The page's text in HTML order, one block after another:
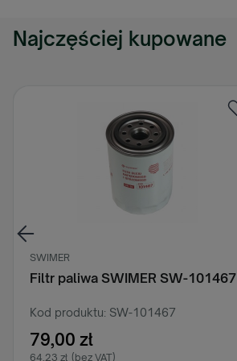
Najczęściej kupowane
SWIMER
Filtr paliwa SWIMER SW-101467
Kod produktu: SW-101467
79,00 zł
64,23 zł (bez VAT)